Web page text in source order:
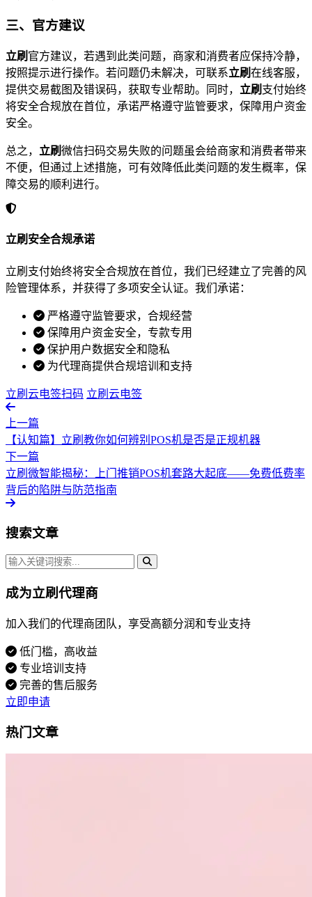
三、官方建议
立刷 官方建议，若遇到此类问题，商家和消费者应保持冷静，
按照提示进行操作。若问题仍未解决，可联系立刷在线客服，
提供交易截图及错误码，获取专业帮助。同时， 立刷 支付始终
将安全合规放在首位，承诺严格遵守监管要求，保障用户资金
安全。
总之， 立刷微信扫码交易失败的问题虽会给商家和消费者带来
不便，但通过上述措施，可有效降低此类问题的发生概率，保
障交易的顺利进行。
立刷安全合规承诺
立刷支付始终将安全合规放在首位，我们已经建立了完善的风
险管理体系，并获得了多项安全认证。我们承诺：
严格遵守监管要求，合规经营
保障用户资金安全，专款专用
保护用户数据安全和隐私
为代理商提供合规培训和支持
立刷云电签扫码 立刷云电签
上一篇
【认知篇】立刷教你如何辨别POS机是否是正规机器
下一篇
立刷微智能揭秘：上门推销POS机套路大起底——免费低费率
背后的陷阱与防范指南
搜索文章
成为立刷代理商
加入我们的代理商团队，享受高额分润和专业支持
低门槛，高收益
专业培训支持
完善的售后服务
立即申请
热门文章